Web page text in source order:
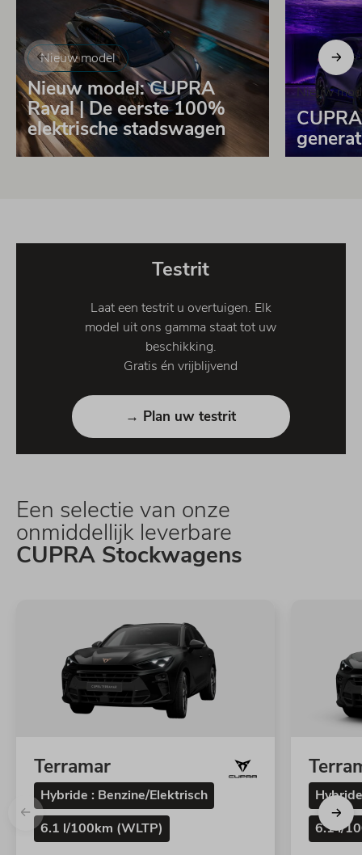
Nieuw model
Nieuw model: CUPRA
Raval | De eerste 100%
elektrische stadswagen
Nieuw
Testrit
Laat een testrit u overtuigen. Elk
model uit ons gamma staat tot uw
beschikking.
Gratis én vrijblijvend
→ Plan uw testrit
Een selectie van onze
onmiddellijk leverbare
CUPRA Stockwagens
Terramar
Hybride : Benzine/Elektrisch
6.1 l/100km (WLTP)
6.1 l/